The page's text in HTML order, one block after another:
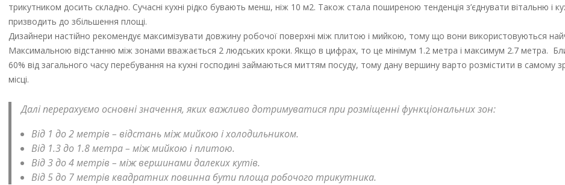
трикутником досить складно. Сучасні кухні рідко бувають менш, ніж 10 м2. Також стала поширеною тенденція з’єднувати вітальню і
призводить до збільшення площі.
Дизайнери настійно рекомендує максимізувати довжину робочої поверхні між плитою і мийкою, тому що вони використовуються
Максимальною відстанню між зонами вважається 2 людських кроки. Якщо в цифрах, то це мінімум 1.2 метра і максимум 2.7 метра.
60% від загального часу перебування на кухні господині займаються миттям посуду, тому дану вершину варто розмістити в самому
місці.
Далі перерахуємо основні значення, яких важливо дотримуватися при розміщенні функціональних зон:
Від 1 до 2 метрів – відстань між мийкою і холодильником.
Від 1.3 до 1.8 метра – між мийкою і плитою.
Від 3 до 4 метрів – між вершинами далеких кутів.
Від 5 до 7 метрів квадратних повинна бути площа робочого трикутника.